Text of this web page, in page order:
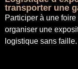
transporter une
Participer à une
organiser une
logistique sans faille.